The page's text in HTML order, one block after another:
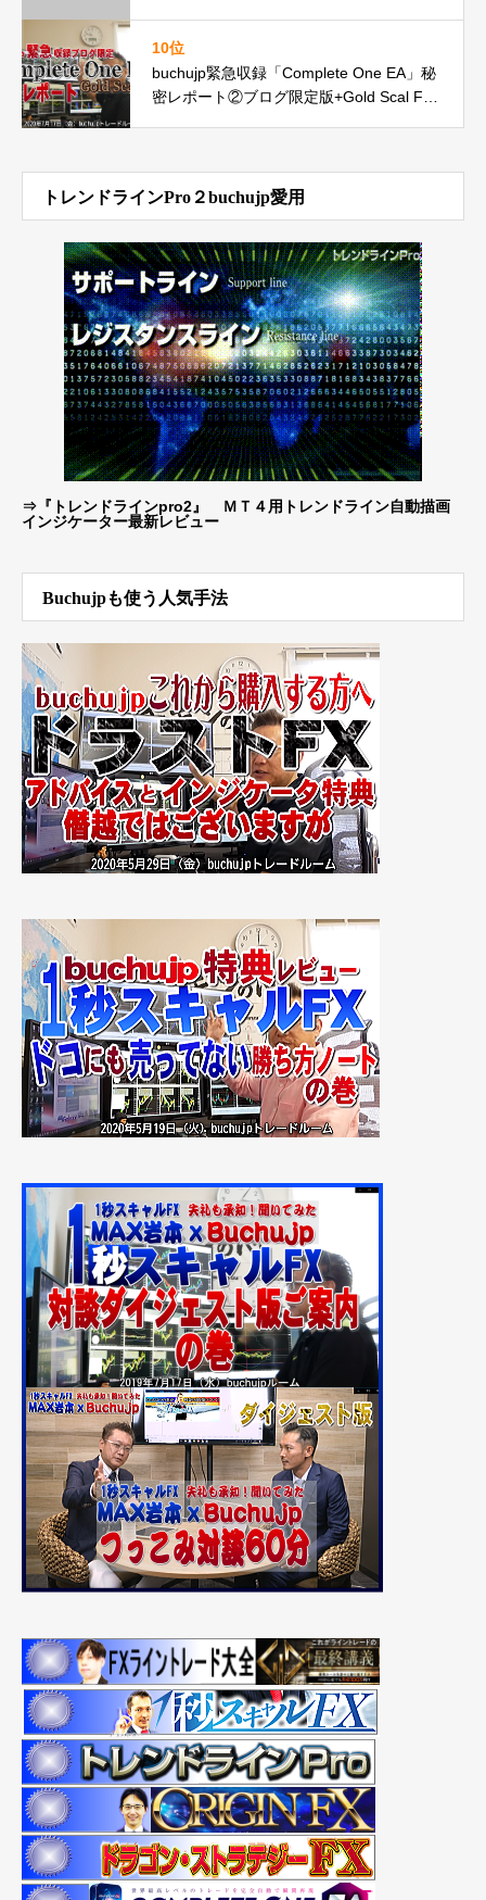
10位
buchujp緊急収録「Complete One EA」秘
密レポート②ブログ限定版+Gold Scal FX
トレンドラインPro２buchujp愛用
⇒ 『トレンドラインpro2』 ＭＴ４用トレンドライン自動描画
インジケーター最新レビュー
Buchujpも使う人気手法